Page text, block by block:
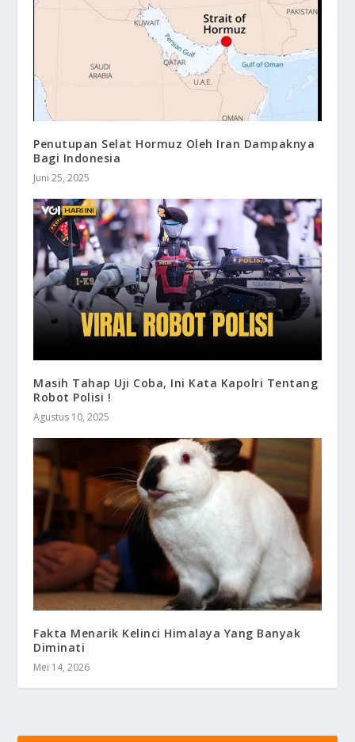
Penutupan Selat Hormuz Oleh Iran Dampaknya
Bagi Indonesia
Juni 25, 2025
Masih Tahap Uji Coba, Ini Kata Kapolri Tentang
Robot Polisi !
Agustus 10, 2025
Fakta Menarik Kelinci Himalaya Yang Banyak
Diminati
Mei 14, 2026